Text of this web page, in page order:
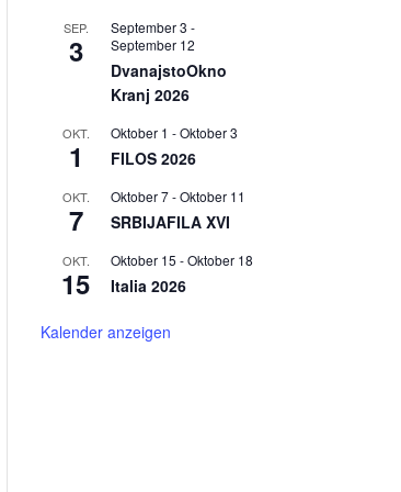
SEP.
3
September 3 -
September 12
DvanajstoOkno
Kranj 2026
OKT.
1
Oktober 1 -Oktober 3
FILOS 2026
OKT.
7
Oktober 7-Oktober 11
SRBIJAFILA XVI
OKT.
15
Oktober 15 -Oktober 18
Italia 2026
Kalender anzeigen